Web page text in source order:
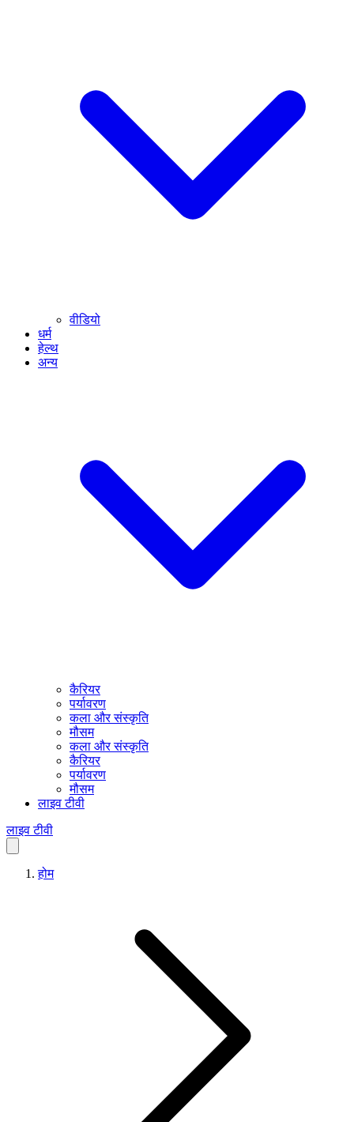
वीडियो
धर्म
हेल्थ
अन्य
कैरियर
पर्यावरण
कला और संस्कृति
मौसम
कला और संस्कृति
कैरियर
पर्यावरण
मौसम
लाइव टीवी
लाइव टीवी
होम